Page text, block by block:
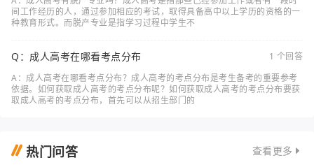
间工作经历的人，通过参加相应的考试，取得具备高中以上学历的资格的一
种教育形式。而脱产专业是指学习过程中学生不
Q：成人高考在哪看考点分布
1 个回答
A：成人高考在哪看考点分布？成人高考的考点分布是考生备考的重要参考
依据。如何获取成人高考的考点分布呢？如何获取成人高考的考点分布要获
取成人高考的考点分布，首先可以从招生部门的
热门问答 查看更多